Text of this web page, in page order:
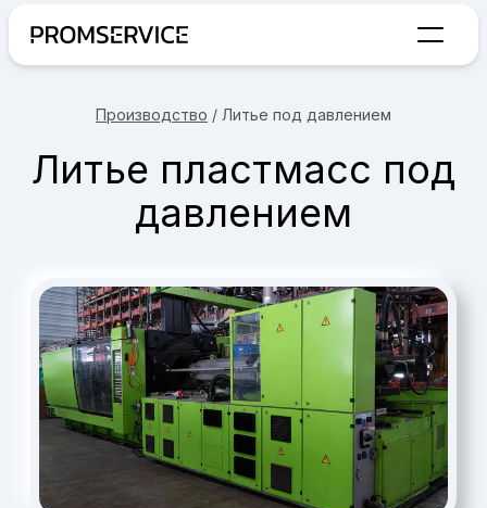
Производство / Литье под давлением
Литье пластмасс под
давлением